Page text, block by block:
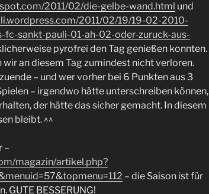
2011/02/die-gelbe-wand.html und
2011/02/19/19-02-2010-
fc-sankt-pauli-01-ah-02-oder-zuruck-aus-
pyrofrei den Tag genießen konnten.
wir an diesem Tag zumindest nicht verloren.
– und wer vorher bei 6 Punkten aus 3
– irgendwo hätte unterschreiben können,
der hätte das sicher gemacht. In diesem
bleibt. ^^
–
magazin/artikel.php?
– die Saison ist für
GUTE BESSERUNG!